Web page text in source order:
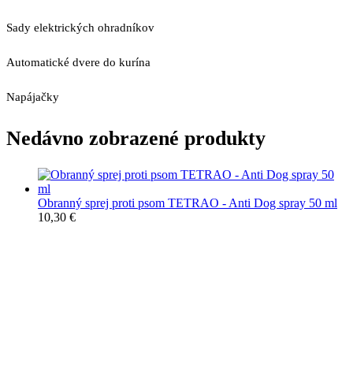
Sady elektrických ohradníkov
Automatické dvere do kurína
Napájačky
Nedávno zobrazené produkty
Obranný sprej proti psom TETRAO - Anti Dog spray 50 ml
10,30 €